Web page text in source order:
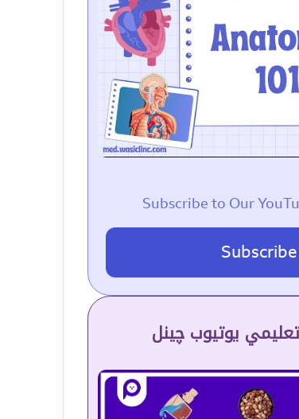
Subscribe to Our
Subscribe
یوتیوب چینل